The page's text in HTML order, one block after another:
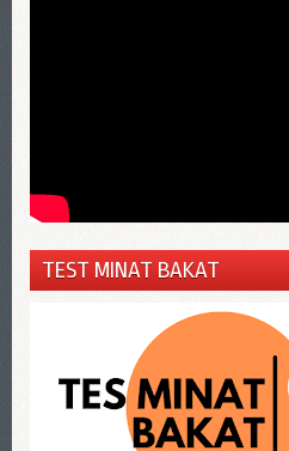
TEST MINAT BAKAT